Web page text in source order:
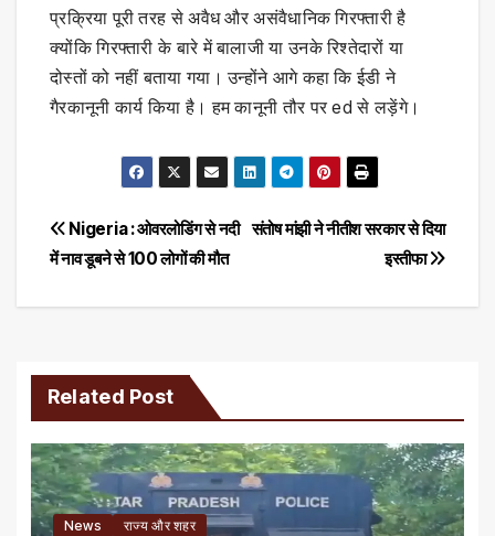
प्रक्रिया पूरी तरह से अवैध और असंवैधानिक गिरफ्तारी है
क्योंकि गिरफ्तारी के बारे में बालाजी या उनके रिश्तेदारों या
दोस्तों को नहीं बताया गया। उन्होंने आगे कहा कि ईडी ने
गैरकानूनी कार्य किया है। हम कानूनी तौर पर ed से लड़ेंगे।
Post
navigation
संतोष मांझी ने नीतीश सरकार से दिया
इस्तीफा
Nigeria : ओवरलोडिंग से नदी
में नाव डूबने से 100 लोगों की मौत
Related Post
News राज्य और शहर